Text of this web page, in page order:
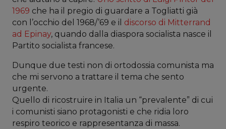
1969 che ha il pregio di guardare a Togliatti già
con l’occhio del 1968/’69 e il discorso di Mitterrand
ad Epinay, quando dalla diaspora socialista nasce il
Partito socialista francese.
Dunque due testi non di ortodossia comunista ma
che mi servono a trattare il tema che sento
urgente.
Quello di ricostruire in Italia un “prevalente” di cui
i comunisti siano protagonisti e che ridia loro
respiro teorico e rappresentanza di massa.